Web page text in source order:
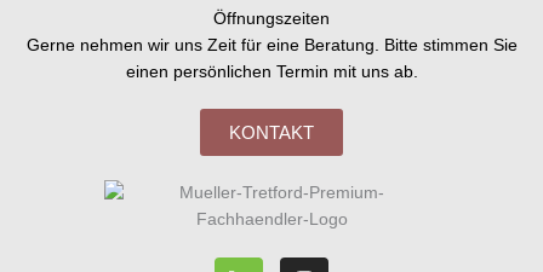
Öffnungszeiten
Gerne nehmen wir uns Zeit für eine Beratung. Bitte stimmen Sie
einen persönlichen Termin mit uns ab.
KONTAKT